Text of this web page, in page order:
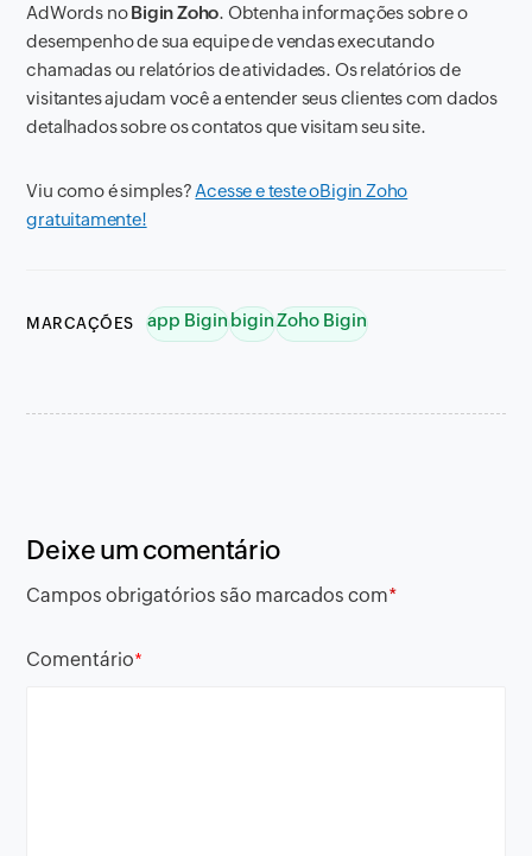
AdWords noBigin Zoho. Obtenha informações sobre o
desempenho de sua equipe de vendas executando
chamadas ou relatórios de atividades. Os relatórios de
visitantes ajudam você a entender seus clientes com dados
detalhados sobre os contatos que visitam seu site.
Viu como é simples? Acesse e teste oBigin Zoho
gratuitamente!
MARCAÇÕES app BiginbiginZoho Bigin
Deixe um comentário
Campos obrigatórios são marcados com*
Comentário*